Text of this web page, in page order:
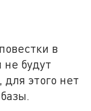
в
не будут
для этого нет